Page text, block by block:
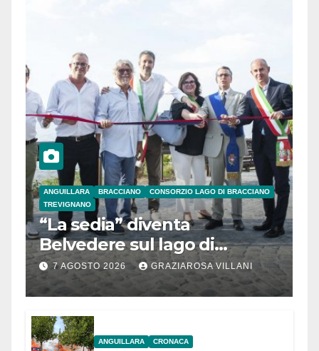
ANGUILLARA BRACCIANO
CONSORZIO LAGO DI BRACCIANO
TREVIGNANO
“La sedia” diventa
Belvedere sul lago di
Bracciano: ieri
l’inaugurazione
7 AGOSTO 2026 GRAZIAROSA VILLANI
ANGUILLARA CRONACA